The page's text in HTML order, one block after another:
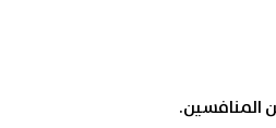
المنافسين.